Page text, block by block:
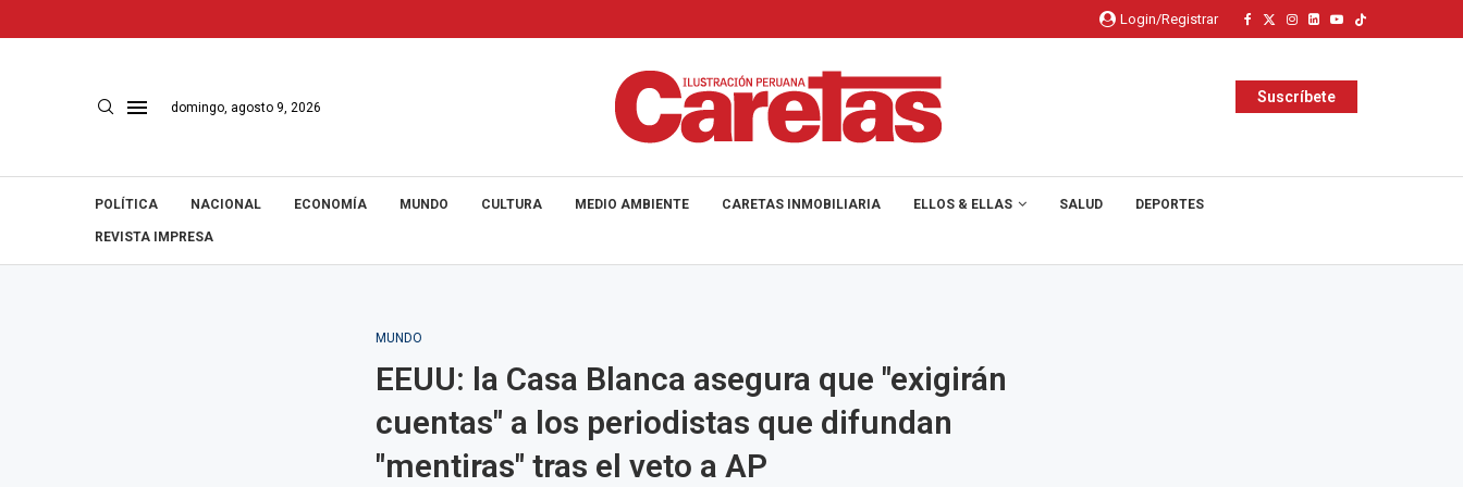
Login/Registrar
domingo, agosto 9, 2026
Suscríbete
POLÍTICA NACIONAL ECONOMÍA MUNDO CULTURA MEDIO AMBIENTE CARETAS INMOBILIARIA ELLOS & ELLAS SALUD DEPORTES
REVISTA IMPRESA
MUNDO
EEUU: la Casa Blanca asegura que "exigirán
cuentas" a los periodistas que difundan
"mentiras" tras el veto a AP